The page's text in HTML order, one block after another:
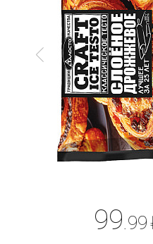
99 .99